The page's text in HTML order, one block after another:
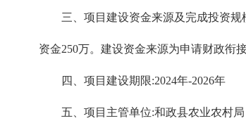
三、项目建设资金来源及完成投资规
资金250万。建设资金来源为申请财政衔
四、项目建设期限:2024年-2026年
五、项目主管单位:和政县农业农村局